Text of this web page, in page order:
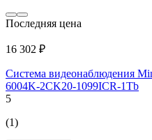
Последняя цена
16 302 ₽
Система видеонаблюдения
6004K-2CK20-1099ICR-1Tb
5
(1)